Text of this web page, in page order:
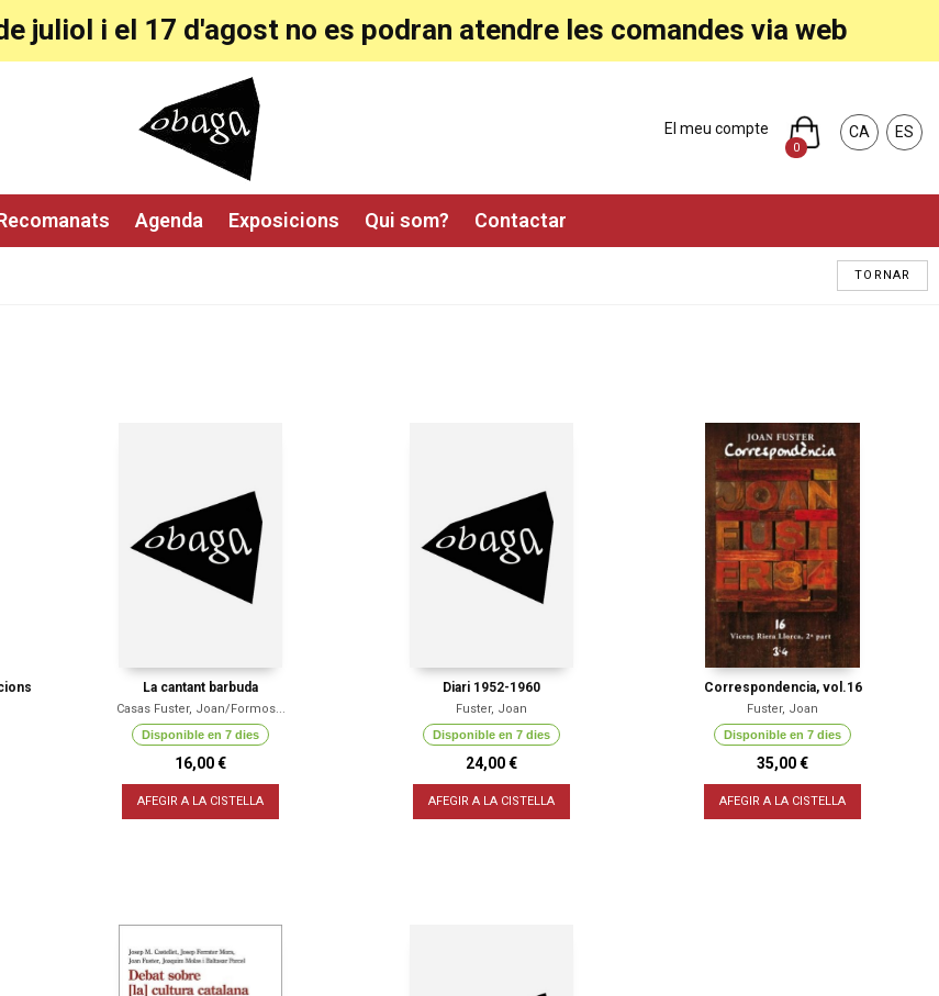
juliol i el 17 d'agost no es podran atendre les comandes via web
CA ES
El meu compte
0
Agenda Exposicions Qui som? Contactar
TORNAR
La cantant barbuda
Casas Fuster, Joan/Formos...
Disponible en 7 dies
16,00 €
AFEGIR A LA CISTELLA
Diari 1952-1960
Fuster, Joan
Disponible en 7 dies
24,00 €
AFEGIR A LA CISTELLA
Correspondencia, vol.16
Fuster, Joan
Disponible en 7 dies
35,00 €
AFEGIR A LA CISTELLA